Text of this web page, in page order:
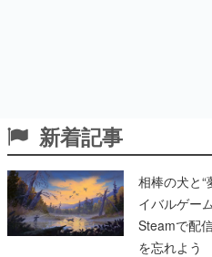
新着記事
相棒の犬と
イバルゲー
Steamで配
を忘れよう